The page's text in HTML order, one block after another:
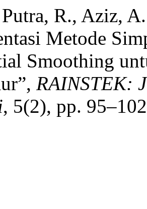
R., Aziz,
Metode
Smoothing
RAINSTEK:
, 5(2), pp.